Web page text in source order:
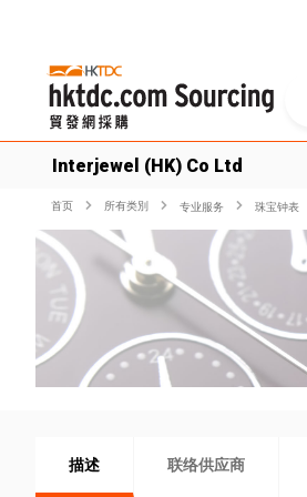
Interjewel (HK) Co Ltd
首页 所有类別 专业服务 珠宝钟表
描述 联络供应商